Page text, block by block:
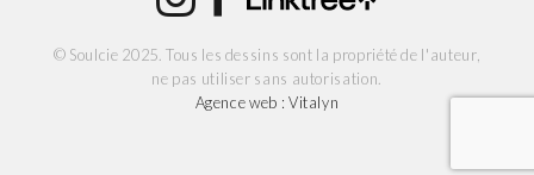
© Soulcie 2025. Tous les dessins sont la propriété de l'auteur,
ne pas utiliser sans autorisation.
Agence web : Vitalyn